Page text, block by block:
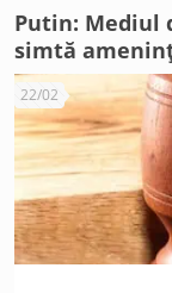
Putin: Mediul
simtă
22/02